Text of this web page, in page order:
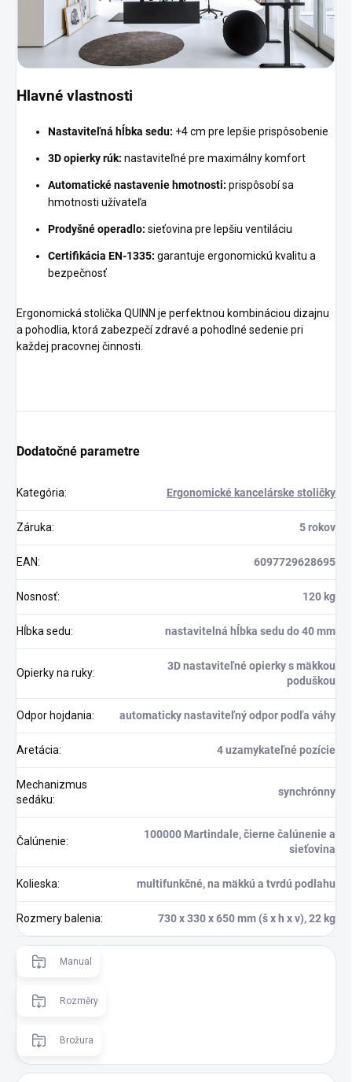
Hlavné vlastnosti
Nastaviteľná hĺbka sedu: +4 cm pre lepšie prispôsobenie
3D opierky rúk: nastaviteľné pre maximálny komfort
Automatické nastavenie hmotnosti: prispôsobí sa
hmotnosti užívateľa
Prodyšné operadlo: sieťovina pre lepšiu ventiláciu
Certifikácia EN-1335: garantuje ergonomickú kvalitu a
bezpečnosť
Ergonomická stolička QUINN je perfektnou kombináciou dizajnu
a pohodlia, ktorá zabezpečí zdravé a pohodlné sedenie pri
každej pracovnej činnosti.
Dodatočné parametre
Kategória: Ergonomické kancelárske stoličky
Záruka: 5 rokov
EAN: 6097729628695
Nosnosť: 120 kg
Hĺbka sedu: nastavitelná hĺbka sedu do 40 mm
Opierky na ruky:
3D nastaviteľné opierky s mäkkou
poduškou
Odpor hojdania: automaticky nastaviteľný odpor podľa váhy
Aretácia: 4 uzamykateľné pozície
Mechanizmus
sedáku:
synchrónny
Čalúnenie:
100000 Martindale, čierne čalúnenie a
sieťovina
Kolieska: multifunkčné, na mäkkú a tvrdú podlahu
Rozmery balenia: 730 x 330 x 650 mm (š x h x v), 22 kg
Manual
Rozměry
Brožura